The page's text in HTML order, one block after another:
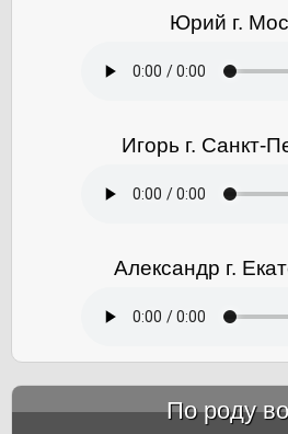
Юрий г.
Игорь г. Санкт-
Александр г.
По роду